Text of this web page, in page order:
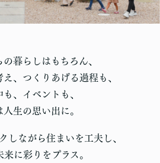
暮らしはもちろん、
え、つくりあげる過程も、
も、イベントも、
人生の思い出に。
しながら住まいを工夫し、
来に彩りをプラス。